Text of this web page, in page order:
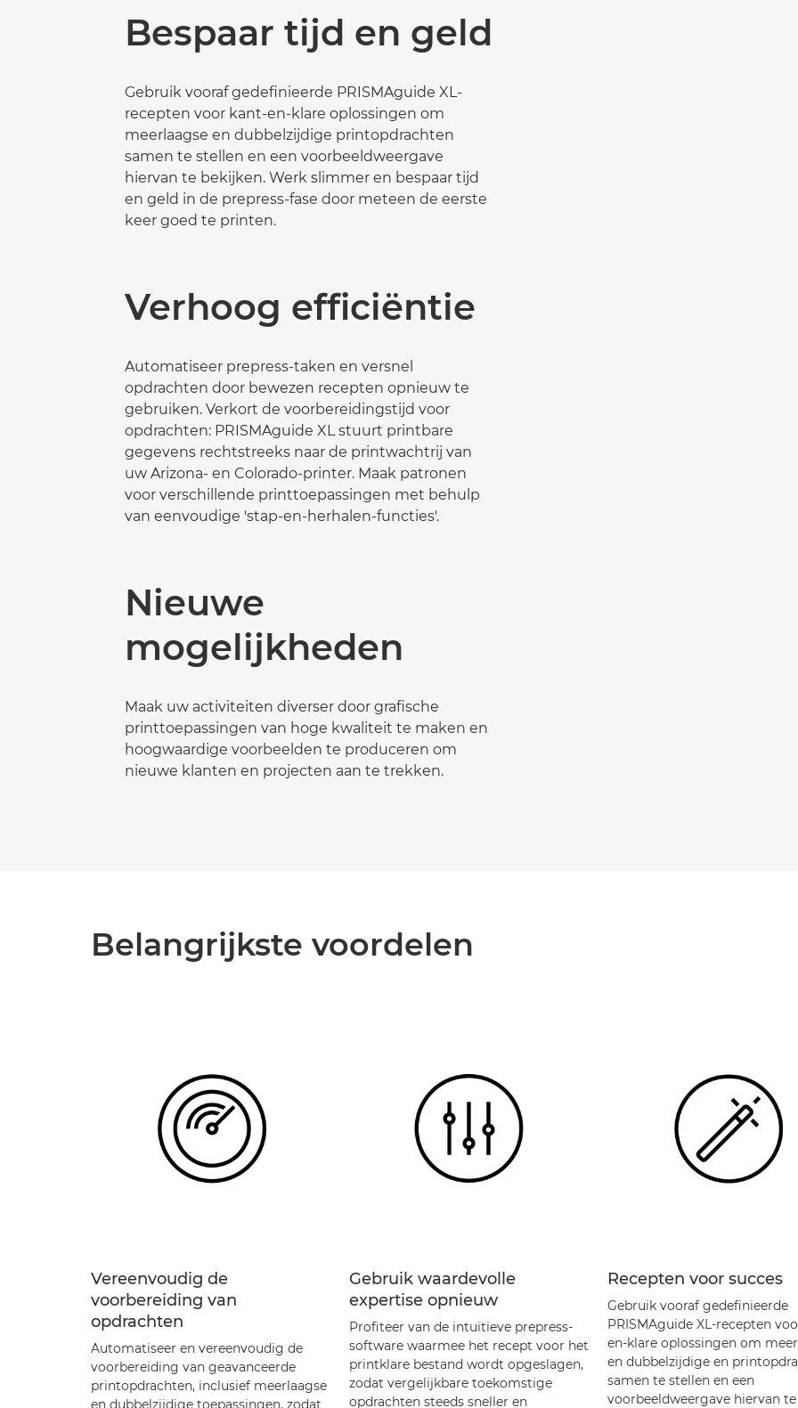
Bespaar tijd en geld
Gebruik vooraf gedefinieerde PRISMAguide XL-
recepten voor kant-en-klare oplossingen om
meerlaagse en dubbelzijdige printopdrachten
samen te stellen en een voorbeeldweergave
hiervan te bekijken. Werk slimmer en bespaar tijd
en geld in de prepress-fase door meteen de eerste
keer goed te printen.
Verhoog efficiëntie
Automatiseer prepress-taken en versnel
opdrachten door bewezen recepten opnieuw te
gebruiken. Verkort de voorbereidingstijd voor
opdrachten: PRISMAguide XL stuurt printbare
gegevens rechtstreeks naar de printwachtrij van
uw Arizona- en Colorado-printer. Maak patronen
voor verschillende printtoepassingen met behulp
van eenvoudige 'stap-en-herhalen-functies'.
Nieuwe
mogelijkheden
Maak uw activiteiten diverser door grafische
printtoepassingen van hoge kwaliteit te maken en
hoogwaardige voorbeelden te produceren om
nieuwe klanten en projecten aan te trekken.
Belangrijkste voordelen
Vereenvoudig de
voorbereiding van
opdrachten
Automatiseer en vereenvoudig de
voorbereiding van geavanceerde
printopdrachten, inclusief meerlaagse
en dubbelzijdige toepassingen, zodat
Gebruik waardevolle
expertise opnieuw
Profiteer van de intuïtieve prepress-
software waarmee het recept voor het
printklare bestand wordt opgeslagen,
zodat vergelijkbare toekomstige
opdrachten steeds sneller en
Recepten voor succes
Gebruik vooraf gedefinieerde
PRISMAguide XL-recepten
en-klare oplossingen om
en dubbelzijdige en
samen te stellen en een
voorbeeldweergave hiervan te